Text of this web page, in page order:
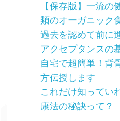
【保存版】一流
類のオーガニック
過去を認めて前に
アクセプタンスの
自宅で超簡単！背
方伝授します
これだけ知ってい
康法の秘訣って？